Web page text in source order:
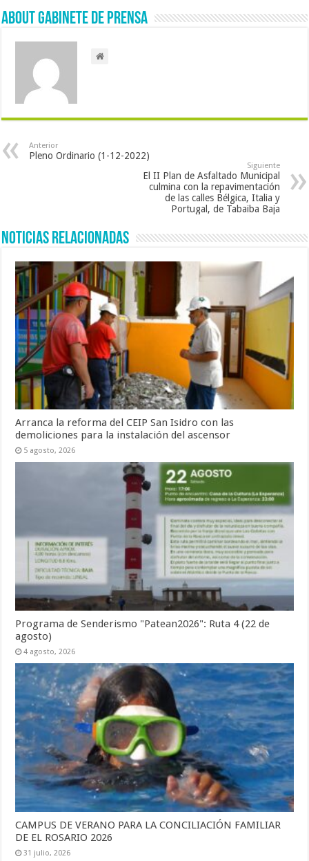
About Gabinete de Prensa
Anterior
Pleno Ordinario (1-12-2022)
Siguiente
El II Plan de Asfaltado Municipal
culmina con la repavimentación
de las calles Bélgica, Italia y
Portugal, de Tabaiba Baja
Noticias Relacionadas
Arranca la reforma del CEIP San Isidro con las
demoliciones para la instalación del ascensor
5 agosto, 2026
Programa de Senderismo "Patean2026": Ruta 4 (22 de
agosto)
4 agosto, 2026
CAMPUS DE VERANO PARA LA CONCILIACIÓN FAMILIAR
DE EL ROSARIO 2026
31 julio, 2026